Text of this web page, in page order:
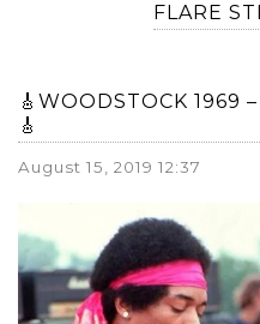
FLARE
🎸WOODSTOCK 1969
🎸
August 15, 2019 12:37